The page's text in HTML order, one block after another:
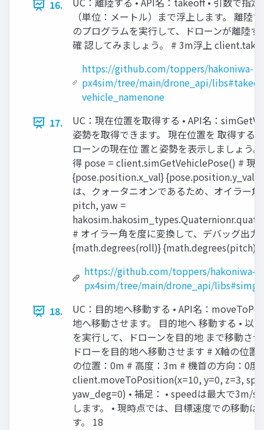
16.
（単位：メートル）まで浮上します。 離陸
のプログラムを実行して、ドローンが離陸す
確 認してみましょう。 # 3m浮上
https://github.com/toppers/hakoniwa-
px4sim/tree/main/drone_api/
vehicle_namenone
17.
UC：現在位置を取得する • API名：
姿勢を取得できます。 現在位置を 取得する
ローンの現在位 置と姿勢を表示しましょう
得 pose = client.simGetVehiclePose() # 現
{pose.position.x_val} {pose.position.y_val}
は、クォータニオンであるため、オイラー
pitch, yaw =
# オイラー角を度に変換して、デバッグ出
{math.degrees(roll)} {math.degrees(pitch)}
https://github.com/toppers/hakoniwa-
px4sim/tree/main/drone_api/
18.
UC：目的地へ移動する • API名：
地へ移動させます。 目的地へ 移動する • 以
を実行して、ドローンを目的地 まで移動さ
ドローを目的地へ移動させます # X軸の位置
の位置：0m # 高度：3m # 機首の方向：0度
client.moveToPosition(x=10, y=0, z=3,
yaw_deg=0) • 補足： • speedは最大で3m/
します。 • 現時点では、目標速度での移動は
す。 18